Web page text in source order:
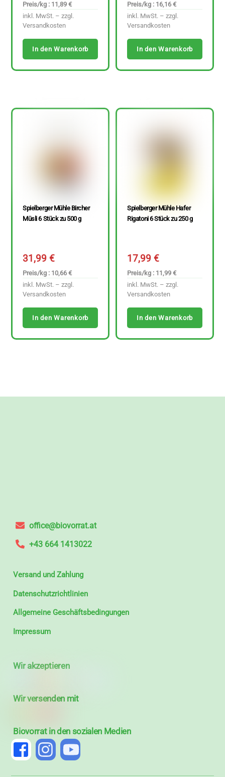
Preis/kg : 11,89 €
inkl. MwSt. – zzgl.
Versandkosten
In den Warenkorb
Preis/kg : 16,16 €
inkl. MwSt. – zzgl.
Versandkosten
In den Warenkorb
Spielberger Mühle Bircher
Müsli 6 Stück zu 500 g
31,99€
Preis/kg : 10,66 €
inkl. MwSt. – zzgl.
Versandkosten
In den Warenkorb
Spielberger Mühle Hafer
Rigatoni 6 Stück zu 250 g
17,99€
Preis/kg : 11,99 €
inkl. MwSt. – zzgl.
Versandkosten
In den Warenkorb
office@biovorrat.at
+43 664 1413022
Versand und Zahlung
Datenschutzrichtlinien
Allgemeine Geschäftsbedingungen
Impressum
Wir akzeptieren
Wir versenden mit
Biovorrat in den sozialen Medien